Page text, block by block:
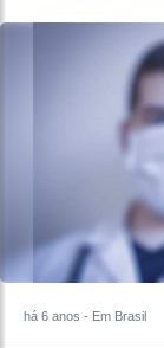
há 6 anos - Em Brasil